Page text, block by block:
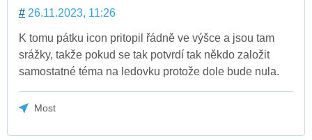
# 26.11.2023, 11:26
K tomu pátku icon pritopil řádně ve výšce a jsou tam
srážky, takže pokud se tak potvrdí tak někdo založit
samostatné téma na ledovku protože dole bude nula.
Most